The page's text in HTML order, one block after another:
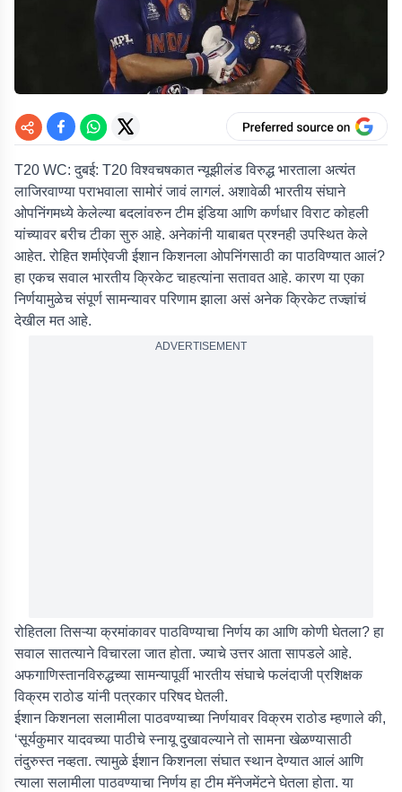
T20 WC: दुबई: T20 विश्वचषकात न्यूझीलंड विरुद्ध भारताला अत्यंत
लाजिरवाण्या पराभवाला सामोरं जावं लागलं. अशावेळी भारतीय संघाने
ओपनिंगमध्ये केलेल्या बदलांवरुन टीम इंडिया आणि कर्णधार विराट कोहली
यांच्यावर बरीच टीका सुरु आहे. अनेकांनी याबाबत प्रश्नही उपस्थित केले
आहेत. रोहित शर्माऐवजी ईशान किशनला ओपनिंगसाठी का पाठविण्यात आलं?
हा एकच सवाल भारतीय क्रिकेट चाहत्यांना सतावत आहे. कारण या एका
निर्णयामुळेच संपूर्ण सामन्यावर परिणाम झाला असं अनेक क्रिकेट तज्ज्ञांचं
देखील मत आहे.
ADVERTISEMENT
रोहितला तिसऱ्या क्रमांकावर पाठविण्याचा निर्णय का आणि कोणी घेतला? हा
सवाल सातत्याने विचारला जात होता. ज्याचे उत्तर आता सापडले आहे.
अफगाणिस्तानविरुद्धच्या सामन्यापूर्वी भारतीय संघाचे फलंदाजी प्रशिक्षक
विक्रम राठोड यांनी पत्रकार परिषद घेतली.
ईशान किशनला सलामीला पाठवण्याच्या निर्णयावर विक्रम राठोड म्हणाले की,
‘सूर्यकुमार यादवच्या पाठीचे स्नायू दुखावल्याने तो सामना खेळण्यासाठी
तंदुरुस्त नव्हता. त्यामुळे ईशान किशनला संघात स्थान देण्यात आलं आणि
त्याला सलामीला पाठवण्याचा निर्णय हा टीम मॅनेजमेंटने घेतला होता. या